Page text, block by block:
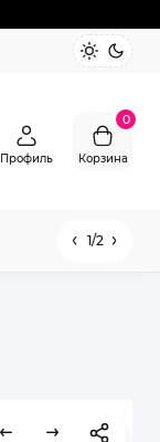
Профиль
0
Корзина
1/2